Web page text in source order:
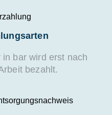
bar wird erst nach
bezahlt.